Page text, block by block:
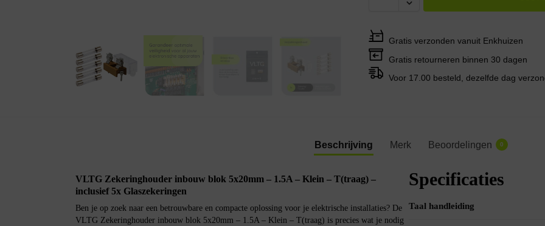
Gratis verzonden vanuit Enkhuizen
Gratis retourneren binnen 30 dagen
Voor 17.00 besteld, dezelfde dag
Beschrijving Merk Beoordelingen 0
VLTG Zekeringhouder inbouw blok 5x20mm – 1.5A – Klein – T(traag) –
inclusief 5x Glaszekeringen
Ben je op zoek naar een betrouwbare en compacte oplossing voor je elektrische installaties? De
VLTG Zekeringhouder inbouw blok 5x20mm – 1.5A – Klein – T(traag) is precies wat je nodig
Specificaties
Taal handleiding